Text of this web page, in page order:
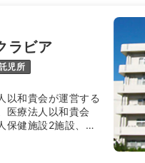
ラビア
児所
以和貴会が運営する
医療法人以和貴会
保健施設2施設、障